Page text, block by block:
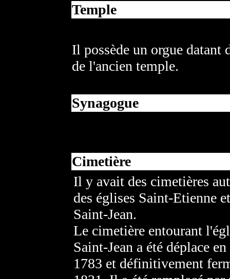
Temple
Il possède un orgue
de l'ancien temple.
Synagogue
Cimetière
Il y avait des cimetières
des églises Saint-Etienne et
Saint-Jean.
Le cimetière entourant
Saint-Jean a été déplace en
1783 et définitivement